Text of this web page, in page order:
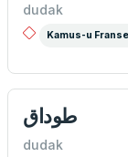
dudak
Kamus-u
طوداق
dudak